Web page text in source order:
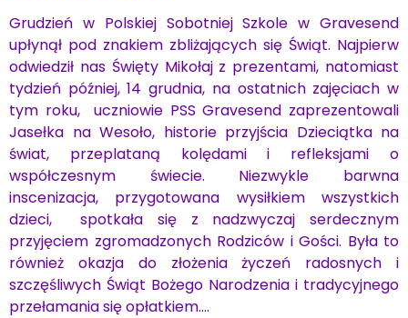
Grudzień w Polskiej Sobotniej Szkole w Gravesend
upłynął pod znakiem zbliżających się Świąt. Najpierw
odwiedził nas Święty Mikołaj z prezentami, natomiast
tydzień później, 14 grudnia, na ostatnich zajęciach w
tym roku, uczniowie PSS Gravesend zaprezentowali
Jasełka na Wesoło, historie przyjścia Dzieciątka na
świat, przeplataną kolędami i refleksjami o
współczesnym świecie. Niezwykle barwna
inscenizacja, przygotowana wysiłkiem wszystkich
dzieci, spotkała się z nadzwyczaj serdecznym
przyjęciem zgromadzonych Rodziców i Gości. Była to
również okazja do złożenia życzeń radosnych i
szczęśliwych Świąt Bożego Narodzenia i tradycyjnego
przełamania się opłatkiem….